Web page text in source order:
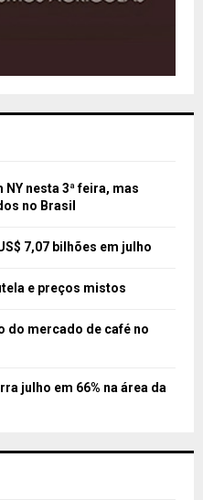
nesta 3ª feira, mas
no Brasil
7,07 bilhões em julho
e preços mistos
do mercado de café no
julho em 66% na área da